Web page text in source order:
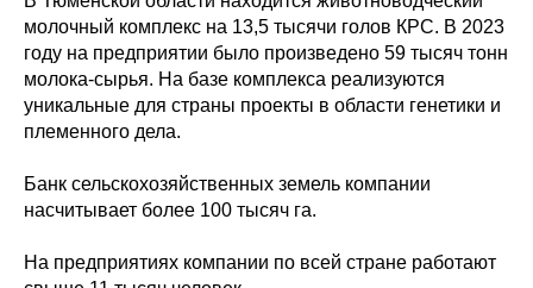
молочный комплекс на 13,5 тысячи голов КРС. В 2023
году на предприятии было произведено 59 тысяч тонн
молока-сырья. На базе комплекса реализуются
уникальные для страны проекты в области генетики и
племенного дела.
Банк сельскохозяйственных земель компании
насчитывает более 100 тысяч га.
На предприятиях компании по всей стране работают